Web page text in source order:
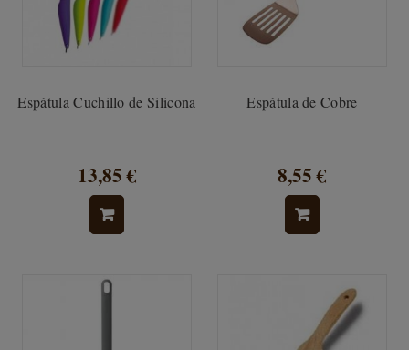
Espátula Cuchillo de Silicona
13,85 €
Espátula de Cobre
8,55 €